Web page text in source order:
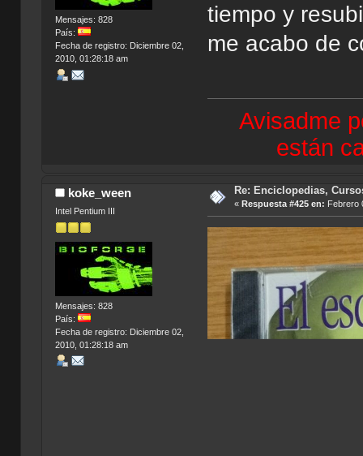
Mensajes: 828
País:
Fecha de registro: Diciembre 02,
2010, 01:28:18 am
tiempo y
me acabo de
Avisadme
están
koke_ween
Intel Pentium III
Mensajes: 828
País:
Fecha de registro: Diciembre 02,
2010, 01:28:18 am
Re: Enciclopedias,
« Respuesta #425 en: Febrero